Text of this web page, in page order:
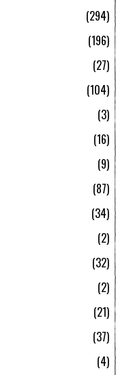
294
196
27
104
3
16
9
87
34
2
32
2
21
37
4